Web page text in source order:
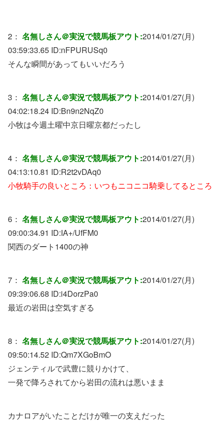
2： 名無しさん＠実況で競馬板アウト:2014/01/27(月)
03:59:33.65 ID:nFPURUSq0
そんな瞬間があってもいいだろう
3： 名無しさん＠実況で競馬板アウト:2014/01/27(月)
04:02:18.24 ID:Bn9n2NqZ0
小牧は今週土曜中京日曜京都だったし
4： 名無しさん＠実況で競馬板アウト:2014/01/27(月)
04:13:10.81 ID:R2t2vDAq0
小牧騎手の良いところ：いつもニコニコ騎乗してるところ
6： 名無しさん＠実況で競馬板アウト:2014/01/27(月)
09:00:34.91 ID:IA+/UfFM0
関西のダート1400の神
7： 名無しさん＠実況で競馬板アウト:2014/01/27(月)
09:39:06.68 ID:i4DorzPa0
最近の岩田は空気すぎる
8： 名無しさん＠実況で競馬板アウト:2014/01/27(月)
09:50:14.52 ID:Qm7XGoBmO
ジェンティルで武豊に競りかけて、
一発で降ろされてから岩田の流れは悪いまま
カナロアがいたことだけが唯一の支えだった